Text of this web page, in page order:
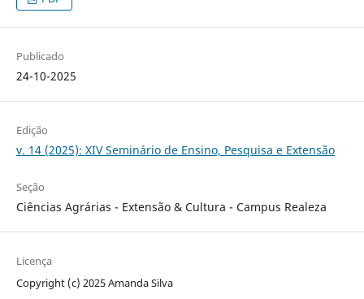
Publicado
24-10-2025
Edição
v. 14 (2025): XIV Seminário de Ensino, Pesquisa e Extensão
Seção
Ciências Agrárias - Extensão & Cultura - Campus Realeza
Licença
Copyright (c) 2025 Amanda Silva